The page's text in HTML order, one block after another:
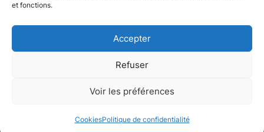
et fonctions.
Accepter
Refuser
Voir les préférences
CookiesPolitique de confidentialité
Conception et réalisation :Plate